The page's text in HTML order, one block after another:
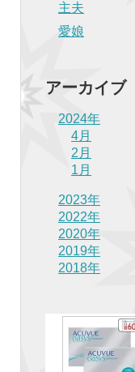
主夫
愛娘
アーカイブ
2024年
4月
2月
1月
2023年
2022年
2020年
2019年
2018年